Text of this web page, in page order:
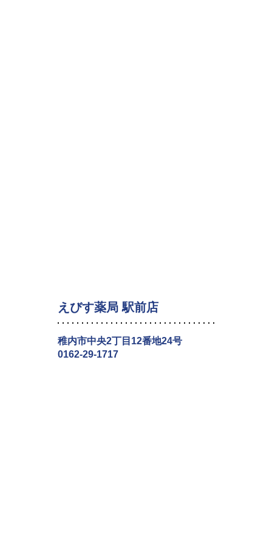
えびす薬局 駅前店
稚内市中央2丁目12番地24号
0162-29-1717